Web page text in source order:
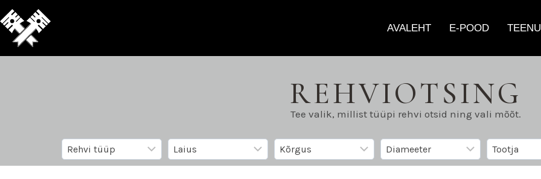
AVALEHT E-POOD
REHVIOTSING
Tee valik, millist tüüpi rehvi otsid ning vali mõõt.